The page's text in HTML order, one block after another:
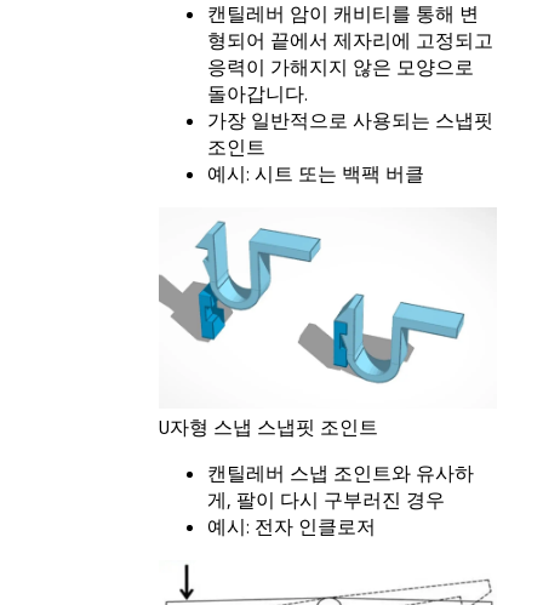
캔틸레버 암이 캐비티를 통해 변
형되어 끝에서 제자리에 고정되고
응력이 가해지지 않은 모양으로
돌아갑니다.
가장 일반적으로 사용되는 스냅핏
조인트
예시: 시트 또는 백팩 버클
U자형 스냅 스냅핏 조인트
캔틸레버 스냅 조인트와 유사하
게, 팔이 다시 구부러진 경우
예시: 전자 인클로저